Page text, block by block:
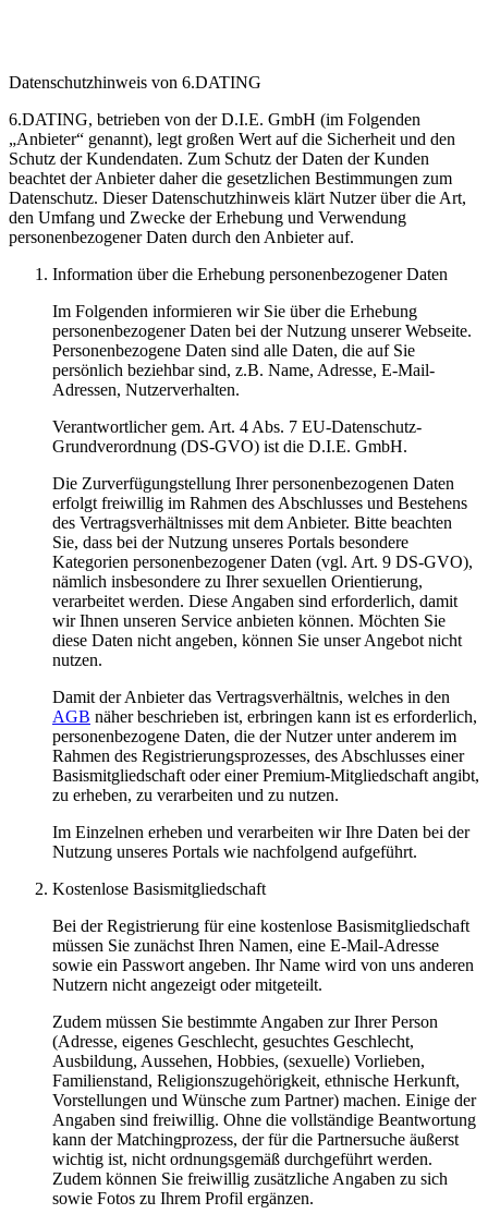
Datenschutzhinweis von 6.DATING
6.DATING, betrieben von der D.I.E. GmbH (im Folgenden
„Anbieter“ genannt), legt großen Wert auf die Sicherheit und den
Schutz der Kundendaten. Zum Schutz der Daten der Kunden
beachtet der Anbieter daher die gesetzlichen Bestimmungen zum
Datenschutz. Dieser Datenschutzhinweis klärt Nutzer über die Art,
den Umfang und Zwecke der Erhebung und Verwendung
personenbezogener Daten durch den Anbieter auf.
Information über die Erhebung personenbezogener Daten
Im Folgenden informieren wir Sie über die Erhebung
personenbezogener Daten bei der Nutzung unserer Webseite.
Personenbezogene Daten sind alle Daten, die auf Sie
persönlich beziehbar sind, z.B. Name, Adresse, E-Mail-
Adressen, Nutzerverhalten.
Verantwortlicher gem. Art. 4 Abs. 7 EU-Datenschutz-
Grundverordnung (DS-GVO) ist die D.I.E. GmbH.
Die Zurverfügungstellung Ihrer personenbezogenen Daten
erfolgt freiwillig im Rahmen des Abschlusses und Bestehens
des Vertragsverhältnisses mit dem Anbieter. Bitte beachten
Sie, dass bei der Nutzung unseres Portals besondere
Kategorien personenbezogener Daten (vgl. Art. 9 DS-GVO),
nämlich insbesondere zu Ihrer sexuellen Orientierung,
verarbeitet werden. Diese Angaben sind erforderlich, damit
wir Ihnen unseren Service anbieten können. Möchten Sie
diese Daten nicht angeben, können Sie unser Angebot nicht
nutzen.
Damit der Anbieter das Vertragsverhältnis, welches in den
AGB näher beschrieben ist, erbringen kann ist es erforderlich,
personenbezogene Daten, die der Nutzer unter anderem im
Rahmen des Registrierungsprozesses, des Abschlusses einer
Basismitgliedschaft oder einer Premium-Mitgliedschaft angibt,
zu erheben, zu verarbeiten und zu nutzen.
Im Einzelnen erheben und verarbeiten wir Ihre Daten bei der
Nutzung unseres Portals wie nachfolgend aufgeführt.
Kostenlose Basismitgliedschaft
Bei der Registrierung für eine kostenlose Basismitgliedschaft
müssen Sie zunächst Ihren Namen, eine E-Mail-Adresse
sowie ein Passwort angeben. Ihr Name wird von uns anderen
Nutzern nicht angezeigt oder mitgeteilt.
Zudem müssen Sie bestimmte Angaben zur Ihrer Person
(Adresse, eigenes Geschlecht, gesuchtes Geschlecht,
Ausbildung, Aussehen, Hobbies, (sexuelle) Vorlieben,
Familienstand, Religionszugehörigkeit, ethnische Herkunft,
Vorstellungen und Wünsche zum Partner) machen. Einige der
Angaben sind freiwillig. Ohne die vollständige Beantwortung
kann der Matchingprozess, der für die Partnersuche äußerst
wichtig ist, nicht ordnungsgemäß durchgeführt werden.
Zudem können Sie freiwillig zusätzliche Angaben zu sich
sowie Fotos zu Ihrem Profil ergänzen.